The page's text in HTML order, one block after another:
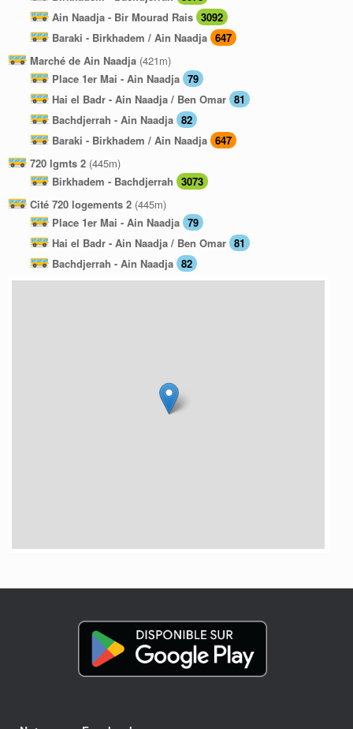
Ain Naadja - Bir Mourad Rais 3092
Baraki - Birkhadem / Ain Naadja 647
Marché de Ain Naadja (421m)
Place 1er Mai - Ain Naadja 79
Hai el Badr - Ain Naadja / Ben Omar 81
Bachdjerrah - Ain Naadja 82
Baraki - Birkhadem / Ain Naadja 647
720 lgmts 2 (445m)
Birkhadem - Bachdjerrah 3073
Cité 720 logements 2 (445m)
Place 1er Mai - Ain Naadja 79
Hai el Badr - Ain Naadja / Ben Omar 81
Bachdjerrah - Ain Naadja 82